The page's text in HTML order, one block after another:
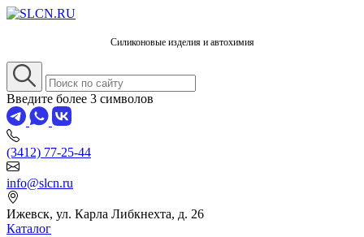
Силиконовые изделия и автохимия
Введите более 3 символов
(3412) 77-25-44
info@slcn.ru
Ижевск, ул. Карла Либкнехта, д. 26
Каталог